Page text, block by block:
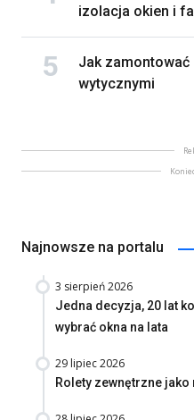
izolacja okien i
Jak
wytycznymi
Najnowsze na portalu
3 sierpień 2026
Jedna decyzja, 20 lat
wybrać okna na lata
29 lipiec 2026
Rolety zewnętrzne